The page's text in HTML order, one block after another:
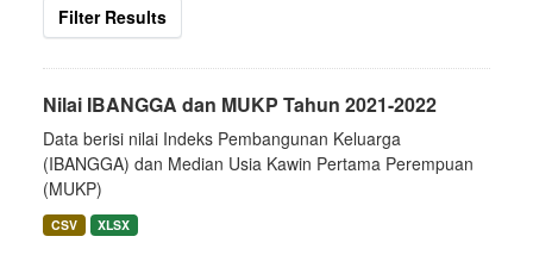
Filter Results
Nilai IBANGGA dan MUKP Tahun 2021-2022
Data berisi nilai Indeks Pembangunan Keluarga
(IBANGGA) dan Median Usia Kawin Pertama Perempuan
(MUKP)
CSV XLSX